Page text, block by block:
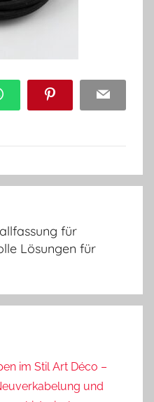
WhatsApp Pinterest Email
für
Lösungen für
im Stil Art Déco –
und